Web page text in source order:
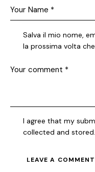
Salva il mio nome,
la prossima volta
I agree that my
collected and stored.